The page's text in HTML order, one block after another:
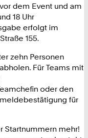
dem Event und am
18 Uhr
erfolgt im
155.
zehn Personen
Für Teams mit
oder den
für
Startnummern mehr!